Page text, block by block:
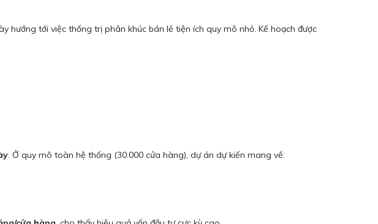
hướng tới việc thống trị phân khúc bán lẻ tiện ích quy mô nhỏ. Kế hoạch được
. Ở quy mô toàn hệ thống (30.000 cửa hàng), dự án dự kiến mang về: